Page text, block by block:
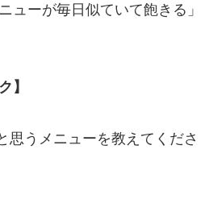
ューが毎日似ていて飽きる」
】
うメニューを教えてくださ